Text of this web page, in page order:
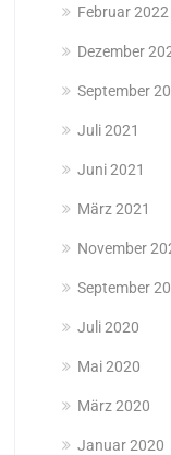
Februar 2022
Dezember
September
Juli 2021
Juni 2021
März 2021
November
September
Juli 2020
Mai 2020
März 2020
Januar 2020